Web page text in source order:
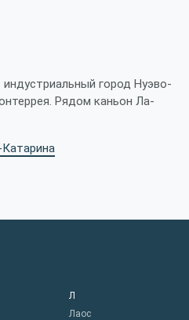
город Нуэво-
Рядом каньон Ла-
Л
Лаос